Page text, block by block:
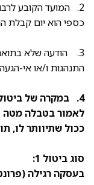
2. המועד הקובע
כספי הוא יום קבלת
התנהגות ו/או אי-
4. במקרה של
לאמור בטבלה מטה
ככול שתיוותר לו,
סוג ביטול 1:
בעסקה רגילה